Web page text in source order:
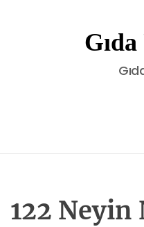
t
122 Neyin